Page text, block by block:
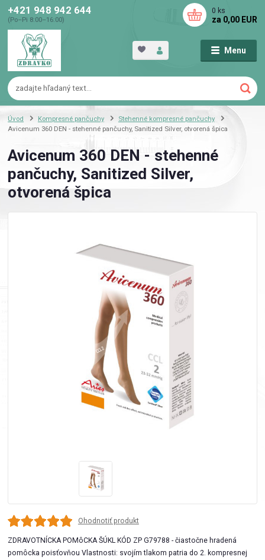
Menu
+421 948 942 644
(Po–Pi 8:00–16:00)
0 ks
za 0,00 EUR
Úvod Kompresné pančuchy
Stehenné kompresné pančuchy
Avicenum 360 DEN - stehenné pančuchy, Sanitized Silver, otvorená špica
Avicenum 360 DEN - stehenné
pančuchy, Sanitized Silver,
otvorená špica
Ohodnotiť produkt
ZDRAVOTNÍCKA POMôCKA ŠÚKL KÓD ZP G79788 - čiastočne hradená
pomôcka poisťovňou Vlastnosti: svojím tlakom patria do 2. kompresnej